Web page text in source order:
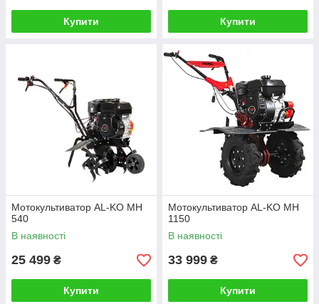
Купити Купити
Мотокультиватор AL-KO MH
540
В наявності
25 499 ₴
Купити
Мотокультиватор AL-KO MH
1150
В наявності
33 999 ₴
Купити